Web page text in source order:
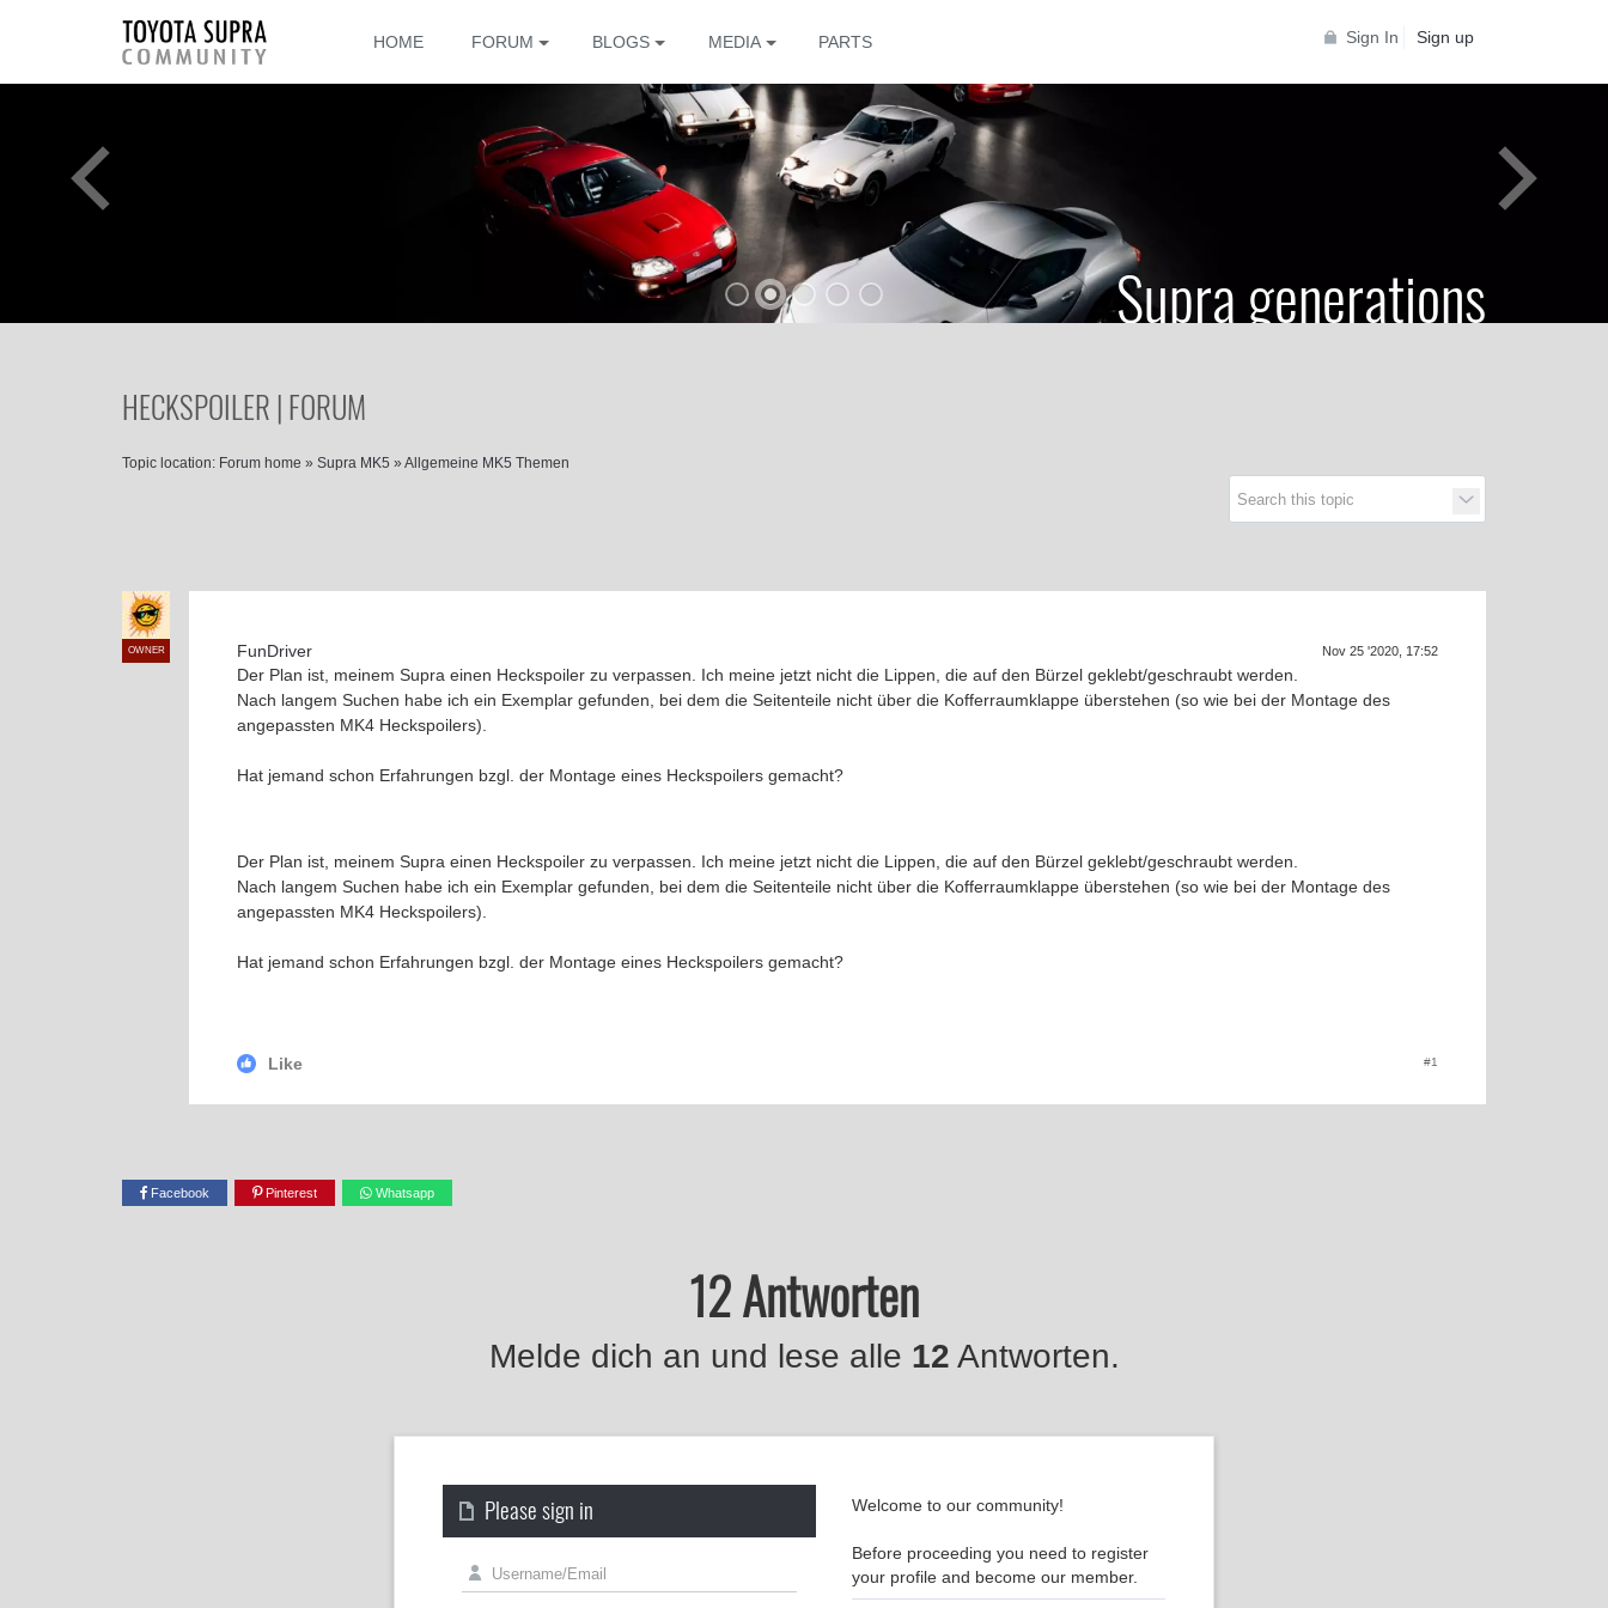
Sign In Sign up
HOME FORUM BLOGS MEDIA PARTS
Supra
K
Supra generations
HECKSPOILER | FORUM
Topic location: Forum home » Supra MK5 » Allgemeine MK5 Themen
OWNER FunDriver Nov 25 '2020, 17:52
Der Plan ist, meinem Supra einen Heckspoiler zu verpassen. Ich meine jetzt nicht die Lippen, die auf den Bürzel geklebt/geschraubt werden.
Nach langem Suchen habe ich ein Exemplar gefunden, bei dem die Seitenteile nicht über die Kofferraumklappe überstehen (so wie bei der Montage des
angepassten MK4 Heckspoilers).
Hat jemand schon Erfahrungen bzgl. der Montage eines Heckspoilers gemacht?
Der Plan ist, meinem Supra einen Heckspoiler zu verpassen. Ich meine jetzt nicht die Lippen, die auf den Bürzel geklebt/geschraubt werden.
Nach langem Suchen habe ich ein Exemplar gefunden, bei dem die Seitenteile nicht über die Kofferraumklappe überstehen (so wie bei der Montage des
angepassten MK4 Heckspoilers).
Hat jemand schon Erfahrungen bzgl. der Montage eines Heckspoilers gemacht?
Like #1
Facebook Pinterest Whatsapp
12 Antworten
Melde dich an und lese alle 12 Antworten.
Please sign in Welcome to our community!
Before proceeding you need to register
your profile and become our member.